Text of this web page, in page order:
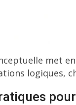
met
logiques,